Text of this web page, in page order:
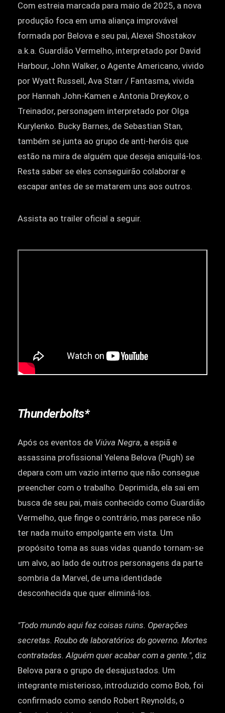
Com estreia marcada para maio de 2025, a nova
produção foca em uma aliança improvável
formada por Belova e seu pai, Alexei Shostakov
a.k.a. Guardião Vermelho, interpretado por David
Harbour, John Walker, o Agente Americano, vivido
por Wyatt Russell, Ava Starr / Fantasma, vivida
por Hannah John-Kamen e Antonia Dreykov, o
Treinador, personagem interpretado por Olga
Kurylenko. Bucky Barnes, de Sebastian Stan,
também se junta ao grupo de anti-heróis que
estão na mira de alguém que deseja aniquilá-los.
Resta saber se eles conseguirão colaborar e
escapar antes de se matarem uns aos outros.
Assista ao trailer oficial a seguir.
Thunderbolts*
Após os eventos de Viúva Negra, a espiã e
assassina profissional Yelena Belova (Pugh) se
depara com um vazio interno que não consegue
preencher com o trabalho. Deprimida, ela sai em
busca de seu pai, mais conhecido como Guardião
Vermelho, que finge o contrário, mas parece não
ter nada muito empolgante em vista. Um
propósito toma as suas vidas quando tornam-se
um alvo, ao lado de outros personagens da parte
sombria da Marvel, de uma identidade
desconhecida que quer eliminá-los.
"Todo mundo aqui fez coisas ruins. Operações
secretas. Roubo de laboratórios do governo. Mortes
contratadas. Alguém quer acabar com a gente.", diz
Belova para o grupo de desajustados. Um
integrante misterioso, introduzido como Bob, foi
confirmado como sendo Robert Reynolds, o